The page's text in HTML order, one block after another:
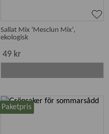
Sallat Mix 'Mesclun Mix',
ekologisk
49 kr
Paketpris